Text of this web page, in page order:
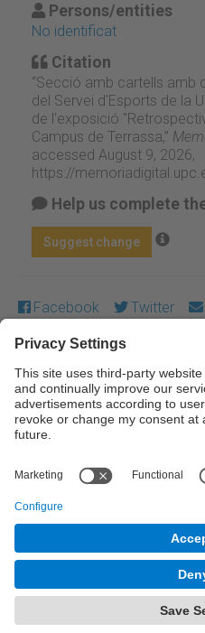
Persons/entities
No identificat
Citation
“Secció amb cartells amb
del Servei d'Esports de la
de l'exposició
Campus de Terrassa,”
accessed August 9, 2026,
https://
Help us complete
Suggest change
Facebook Twitter
Except where otherwise
licensed under a Creative
NonCommercial-NoDerivs 3.0
© UPC Universitat